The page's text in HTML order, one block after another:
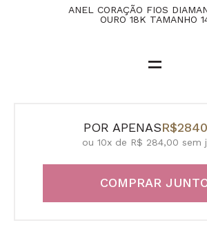
ANEL CORAÇÃO FIOS
OURO 18K TAMANHO
=
POR APENAS
ou 10x de R$ 284,00 sem
COMPRAR